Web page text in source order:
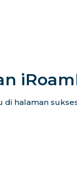
di halaman